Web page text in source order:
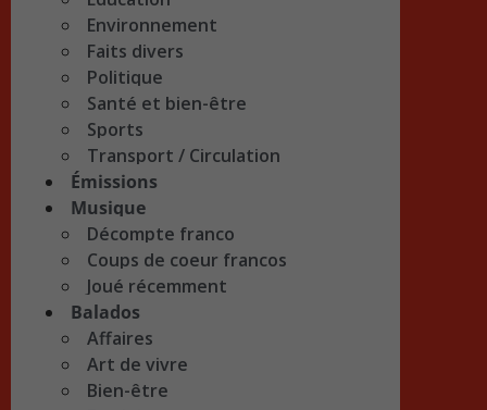
Environnement
Faits divers
Politique
Santé et bien-être
Sports
Transport / Circulation
Émissions
Musique
Décompte franco
Coups de coeur francos
Joué récemment
Balados
Affaires
Art de vivre
Bien-être